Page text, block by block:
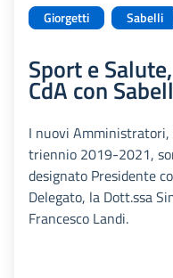
Giorgetti Sabelli
Sport e
CdA con
I nuovi
triennio 2019-2021,
designato Presidente
Delegato, la Dott.ssa
Francesco Landi.